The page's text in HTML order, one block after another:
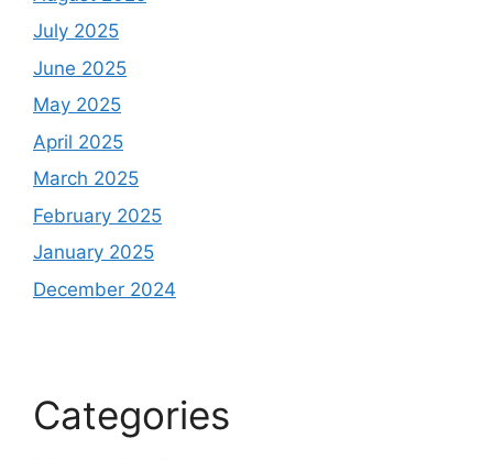
July 2025
June 2025
May 2025
April 2025
March 2025
February 2025
January 2025
December 2024
Categories